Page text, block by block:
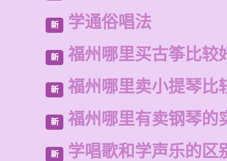
新 学通俗唱法
新 福州哪里买古筝比较
新 福州哪里卖小提琴比
新 福州哪里有卖钢琴的
新 学唱歌和学声乐的区